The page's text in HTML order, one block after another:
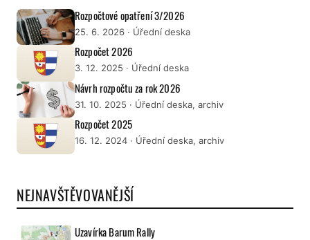
Rozpočtové opatření 3/2026
25. 6. 2026 · Úřední deska
Rozpočet 2026
3. 12. 2025 · Úřední deska
Návrh rozpočtu za rok 2026
31. 10. 2025 · Úřední deska, archiv
Rozpočet 2025
16. 12. 2024 · Úřední deska, archiv
NEJNAVŠTĚVOVANĚJŠÍ
Uzavírka Barum Rally